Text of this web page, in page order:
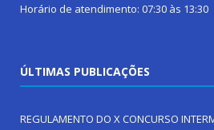
Horário de atendimento: 07:30 às 13:30
ÚLTIMAS PUBLICAÇÕES
REGULAMENTO DO X CONCURSO